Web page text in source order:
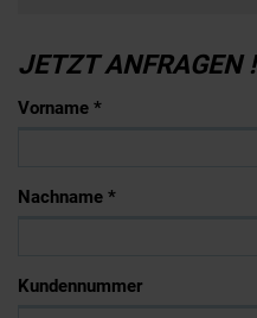
JETZT ANFRAGEN !
Vorname *
Nachname *
Kundennummer